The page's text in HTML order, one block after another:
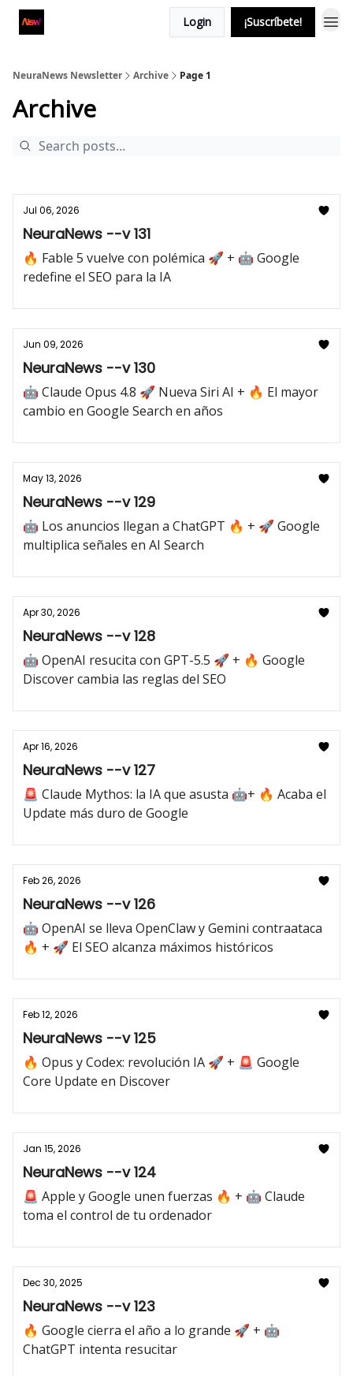
Login ¡Suscríbete!
NeuraNews Newsletter Archive Page 1
Archive
Jul 06, 2026
NeuraNews --v 131
🔥 Fable 5 vuelve con polémica 🚀 + 🤖 Google
redefine el SEO para la IA
Jun 09, 2026
NeuraNews --v 130
🤖 Claude Opus 4.8 🚀 Nueva Siri AI + 🔥 El mayor
cambio en Google Search en años
May 13, 2026
NeuraNews --v 129
🤖 Los anuncios llegan a ChatGPT 🔥 + 🚀 Google
multiplica señales en AI Search
Apr 30, 2026
NeuraNews --v 128
🤖 OpenAI resucita con GPT-5.5 🚀 + 🔥 Google
Discover cambia las reglas del SEO
Apr 16, 2026
NeuraNews --v 127
🚨 Claude Mythos: la IA que asusta 🤖+ 🔥 Acaba el
Update más duro de Google
Feb 26, 2026
NeuraNews --v 126
🤖 OpenAI se lleva OpenClaw y Gemini contraataca
🔥 + 🚀 El SEO alcanza máximos históricos
Feb 12, 2026
NeuraNews --v 125
🔥 Opus y Codex: revolución IA 🚀 + 🚨 Google
Core Update en Discover
Jan 15, 2026
NeuraNews --v 124
🚨 Apple y Google unen fuerzas 🔥 + 🤖 Claude
toma el control de tu ordenador
Dec 30, 2025
NeuraNews --v 123
🔥 Google cierra el año a lo grande 🚀 + 🤖
ChatGPT intenta resucitar